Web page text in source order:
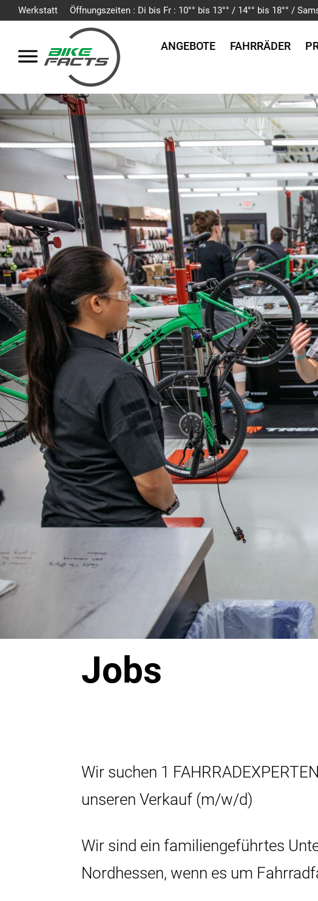
Werkstatt Öffnungszeiten : Di bis Fr : 10°° bis 13°° / 14°° bis 18°° /
ANGEBOTE FAHRRÄDER
Jobs
Wir suchen 1
unseren Verkauf (m/w/d)
Wir sind ein familiengeführtes
Nordhessen, wenn es um